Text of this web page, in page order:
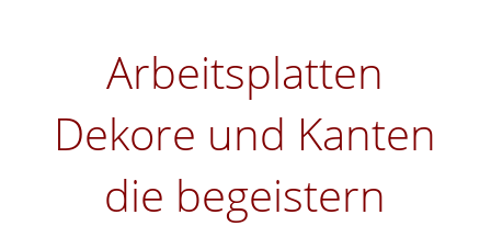
Arbeitsplatten
Dekore und Kanten
die begeistern